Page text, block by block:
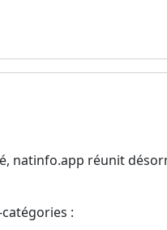
natinfo.app réunit
: